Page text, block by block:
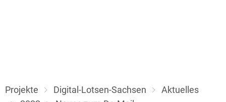
Projekte Digital-Lotsen-Sachsen
Aktuelles